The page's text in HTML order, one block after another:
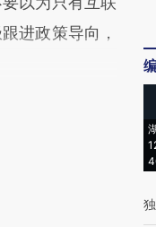
进政策导向，